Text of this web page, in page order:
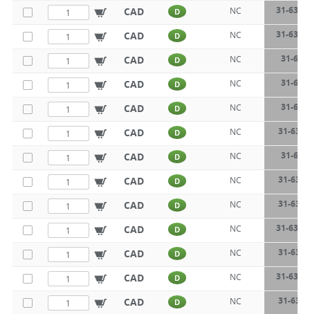
CAD D NC 31-631-
CAD D NC 31-631-
CAD D NC 31-
CAD D NC 31-
CAD D NC 31-
CAD D NC 31-
CAD D NC 31-
CAD D NC 31-
CAD D NC 31-
CAD D NC 31-632-
CAD D NC 31-
CAD D NC 31-632-
CAD D NC 31-